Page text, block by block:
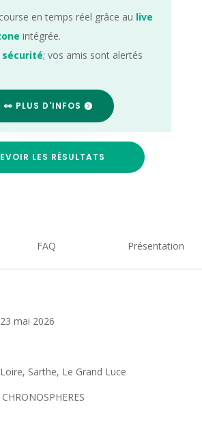
en temps réel grâce au live
intégrée.
sécurité; vos amis sont alertés
👀 PLUS D'INFOS
LES RÉSULTATS
FAQ Présentation
mai 2026
Sarthe, Le Grand Luce